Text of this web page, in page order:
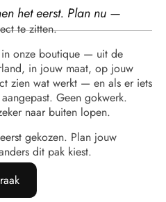
het eerst. Plan nu —
te zitten.
onze boutique — uit de
in jouw maat, op jouw
zien wat werkt — en als er iets
Geen gokwerk.
naar buiten lopen.
gekozen. Plan jouw
dit pak kiest.